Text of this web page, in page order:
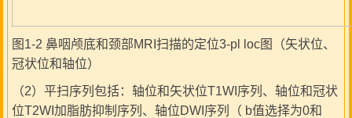
图1-2 鼻咽颅底和颈部MRI扫描的定位3-pl loc图（矢状位、
冠状位和轴位）
（2）平扫序列包括：轴位和矢状位T1WI序列、轴位和冠状
位T2WI加脂肪抑制序列、轴位DWI序列（ b值选择为0和